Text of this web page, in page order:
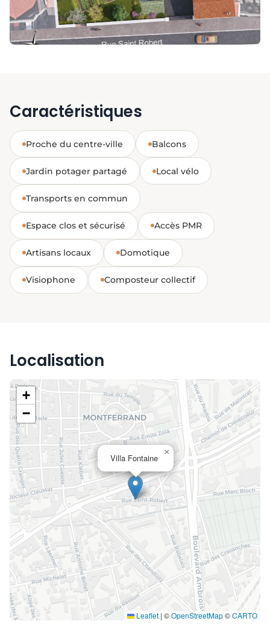
Caractéristiques
Proche du centre-ville Balcons
Jardin potager partagé Local vélo
Transports en commun
Espace clos et sécurisé Accès PMR
Artisans locaux Domotique
Visiophone Composteur collectif
Localisation
Villa Fontaine
×
+
−
Leaflet | ©OpenStreetMap©CARTO